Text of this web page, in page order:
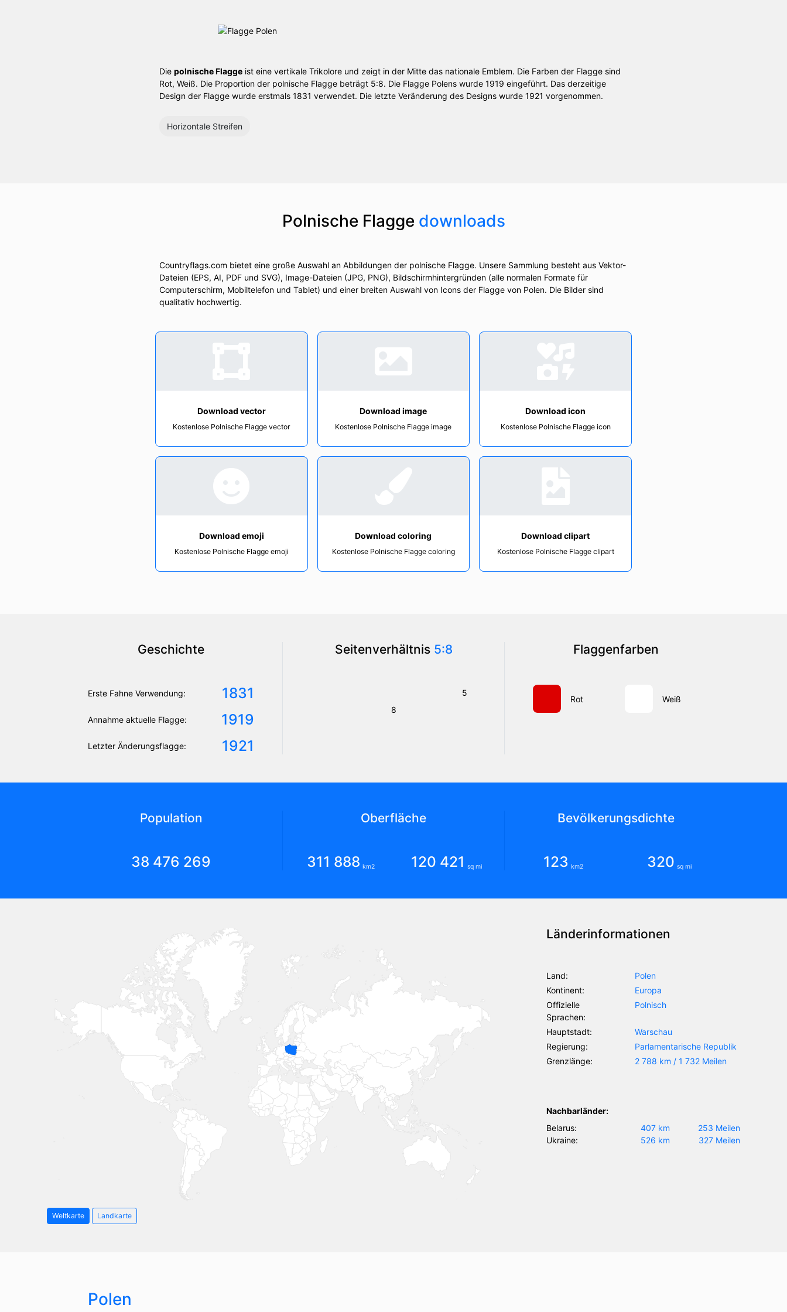
Die polnische Flagge ist eine vertikale Trikolore und zeigt in der Mitte das nationale Emblem. Die Farben der Flagge sind
Rot, Weiß. Die Proportion der polnische Flagge beträgt 5:8. Die Flagge Polens wurde 1919 eingeführt. Das derzeitige
Design der Flagge wurde erstmals 1831 verwendet. Die letzte Veränderung des Designs wurde 1921 vorgenommen.
Horizontale Streifen
Polnische Flagge downloads
Countryflags.com bietet eine große Auswahl an Abbildungen der polnische Flagge. Unsere Sammlung besteht aus Vektor-
Dateien (EPS, AI, PDF und SVG), Image-Dateien (JPG, PNG), Bildschirmhintergründen (alle normalen Formate für
Computerschirm, Mobiltelefon und Tablet) und einer breiten Auswahl von Icons der Flagge von Polen. Die Bilder sind
qualitativ hochwertig.
Download vector
Kostenlose Polnische Flagge vector
Download image
Kostenlose Polnische Flagge image
Download icon
Kostenlose Polnische Flagge icon
Download emoji
Kostenlose Polnische Flagge emoji
Download coloring
Kostenlose Polnische Flagge coloring
Download clipart
Kostenlose Polnische Flagge clipart
Geschichte
Erste Fahne Verwendung: 1831
Annahme aktuelle Flagge: 1919
Letzter Änderungsflagge: 1921
Seitenverhältnis 5:8
8
5
Flaggenfarben
Rot Weiß
Population
38 476 269
Oberfläche
311 888 km2 120 421 sq mi
Bevölkerungsdichte
123 km2 320 sq mi
Weltkarte Landkarte
Länderinformationen
Land:
Polen
Kontinent:
Europa
Offizielle
Sprachen:
Polnisch
Hauptstadt:
Warschau
Regierung:
Parlamentarische Republik
Grenzlänge:
2 788 km / 1 732 Meilen
Nachbarländer:
Belarus:
407 km
253 Meilen
Ukraine:
526 km 327 Meilen
Polen